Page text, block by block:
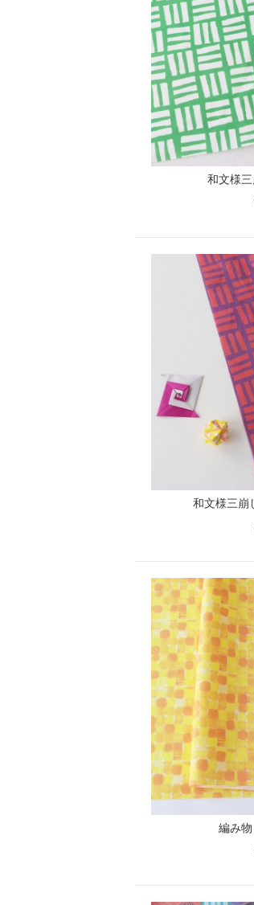
和文様三
和文様三崩
編み物